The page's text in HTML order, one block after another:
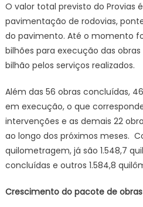
O valor total previsto do Provias
pavimentação de rodovias,
do pavimento. Até o momento
bilhões para execução das obras
bilhão pelos serviços realizados.
Além das 56 obras concluídas,
em execução, o que
intervenções e as demais 22
ao longo dos próximos meses.
quilometragem, já são 1.548,7
concluídas e outros 1.584,8
Crescimento do pacote de obras